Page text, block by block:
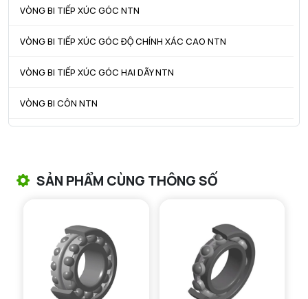
VÒNG BI TIẾP XÚC GÓC NTN
VÒNG BI TIẾP XÚC GÓC ĐỘ CHÍNH XÁC CAO NTN
VÒNG BI TIẾP XÚC GÓC HAI DÃY NTN
VÒNG BI CÔN NTN
VÒNG BI KIM NTN
VÒNG BI CHẶN TRỤC NTN
VÒNG BI LĂN TRỤ ĐẨY NTN
SẢN PHẨM CÙNG THÔNG SỐ